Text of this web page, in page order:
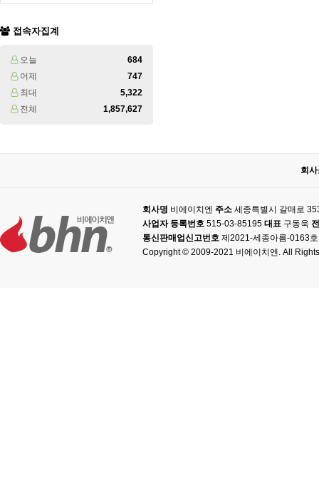
접속자집계
오늘
684
어제
747
최대
5,322
전체
1,857,627
회
회사명 비에이치엔 주소 세종특별시 갈매로
사업자 등록번호 515-03-85195 대표 구동욱
통신판매업신고번호 제2021-세종아름-0163호
Copyright © 2009-2021 비에이치엔. All